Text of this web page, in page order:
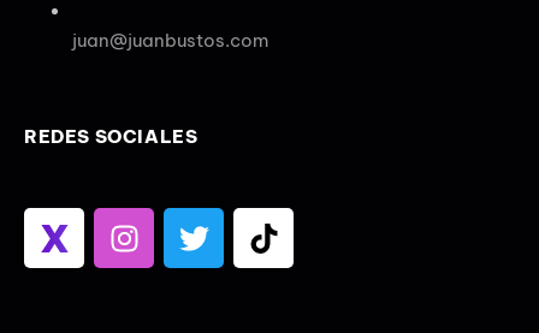
juan@juanbustos.com
REDES SOCIALES